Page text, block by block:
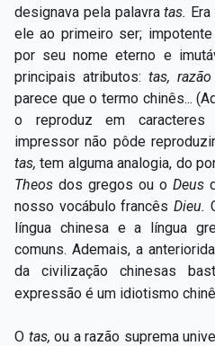
designava pela palavratas.
ele ao primeiro ser;
por seu nome eterno e
principais atributos: tas,
parece que o termo chinês...
o reproduz em
impressor não pôde
tas,tem alguma analogia, do
Theos dos gregos ou o Deus
nosso vocábulo francês Dieu.
língua chinesa e a língua
comuns. Ademais, a
da civilização chinesas
expressão é um idiotismo
O tas, ou a razão suprema